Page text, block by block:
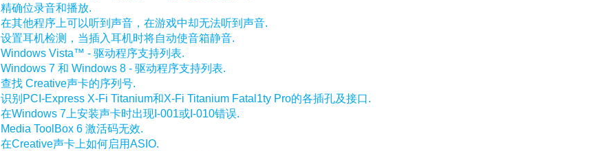
精确位录音和播放.
在其他程序上可以听到声音，在游戏中却无法听到声音.
设置耳机检测，当插入耳机时将自动使音箱静音.
Windows Vista™ - 驱动程序支持列表.
Windows 7 和 Windows 8 - 驱动程序支持列表.
查找 Creative声卡的序列号.
识别PCI-Express X-Fi Titanium和X-Fi Titanium Fatal1ty Pro的各插孔及接口.
在Windows 7上安装声卡时出现I-001或I-010错误.
Media ToolBox 6 激活码无效.
在Creative声卡上如何启用ASIO.